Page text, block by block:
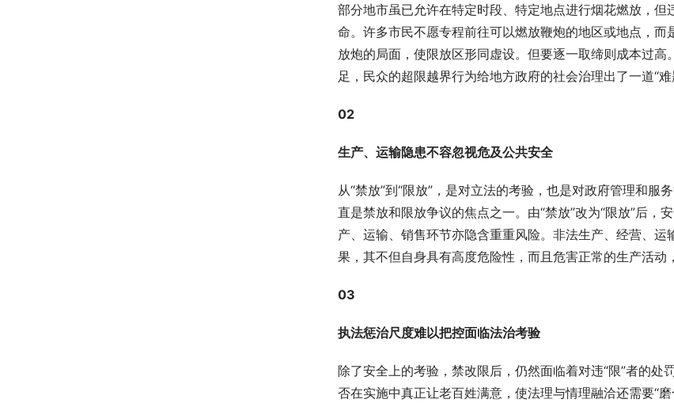
部分地市虽已允许在特定时段、特定地点进行烟花燃放，
命。许多市民不愿专程前往可以燃放鞭炮的地区或地点，
放炮的局面，使限放区形同虚设。但要逐一取缔则成本过
足，民众的超限越界行为给地方政府的社会治理出了一道“难
02
生产、运输隐患不容忽视危及公共安全
从“禁放”到“限放”，是对立法的考验，也是对政府管理和服
直是禁放和限放争议的焦点之一。由“禁放”改为“限放”后
产、运输、销售环节亦隐含重重风险。非法生产、经营、
果，其不但自身具有高度危险性，而且危害正常的生产活动
03
执法惩治尺度难以把控面临法治考验
除了安全上的考验，禁改限后，仍然面临着对违“限”者的
否在实施中真正让老百姓满意，使法理与情理融洽还需要“